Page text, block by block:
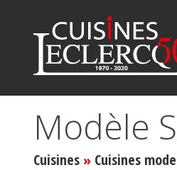
Modèle
Cuisines » Cuisines